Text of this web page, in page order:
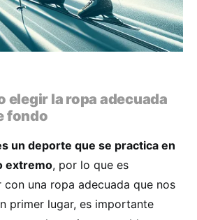
elegir la ropa adecuada
fondo
un deporte que se practica en
extremo, por lo que es
una ropa adecuada que nos
primer lugar, es importante